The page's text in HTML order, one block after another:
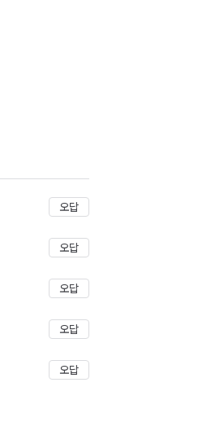
저장
오답
오답
오답
오답
오답